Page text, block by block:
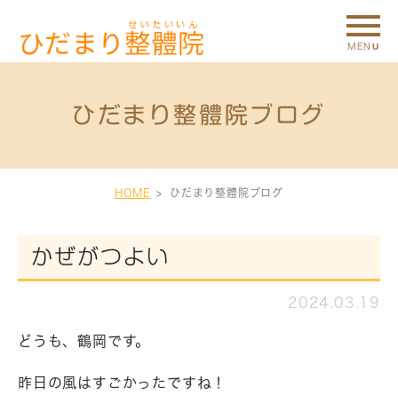
ひだまり整體院ブログ
HOME ひだまり整體院ブログ
かぜがつよい
2024.03.19
どうも、鶴岡です。
昨日の風はすごかったですね！